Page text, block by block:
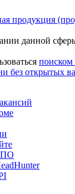
продукция
данной
без открытых
ПО